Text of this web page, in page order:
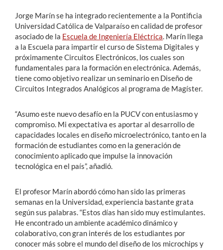
Jorge Marín se ha integrado recientemente a la Pontificia
Universidad Católica de Valparaíso en calidad de profesor
asociado de la Escuela de Ingeniería Eléctrica . Marín llega
a la Escuela para impartir el curso de Sistema Digitales y
próximamente Circuitos Electrónicos, los cuales son
fundamentales para la formación en electrónica. Además,
tiene como objetivo realizar un seminario en Diseño de
Circuitos Integrados Analógicos al programa de Magíster.
“Asumo este nuevo desafío en la PUCV con entusiasmo y
compromiso. Mi expectativa es aportar al desarrollo de
capacidades locales en diseño microelectrónico, tanto en la
formación de estudiantes como en la generación de
conocimiento aplicado que impulse la innovación
tecnológica en el país”, añadió.
El profesor Marín abordó cómo han sido las primeras
semanas en la Universidad, experiencia bastante grata
según sus palabras. “Estos días han sido muy estimulantes.
He encontrado un ambiente académico dinámico y
colaborativo, con gran interés de los estudiantes por
conocer más sobre el mundo del diseño de los microchips y